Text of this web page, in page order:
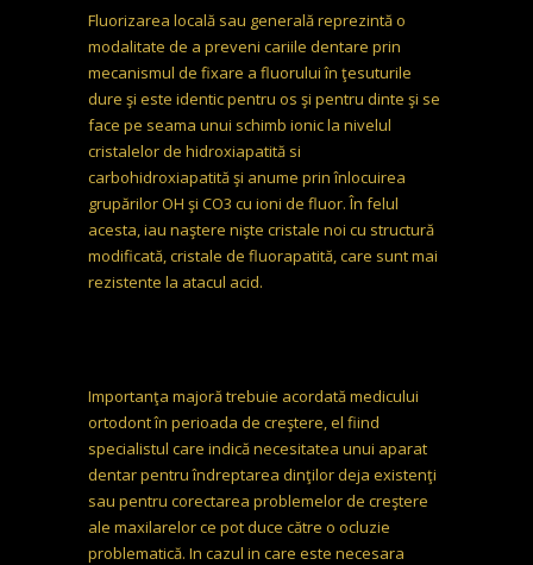
Fluorizarea locală sau generală reprezintă o
modalitate de a preveni cariile dentare prin
mecanismul de fixare a fluorului în ţesuturile
dure şi este identic pentru os şi pentru dinte şi se
face pe seama unui schimb ionic la nivelul
cristalelor de hidroxiapatită si
carbohidroxiapatită şi anume prin înlocuirea
grupărilor OH şi CO3 cu ioni de fluor. În felul
acesta, iau naştere nişte cristale noi cu structură
modificată, cristale de fluorapatită, care sunt mai
rezistente la atacul acid.
Importanţa majoră trebuie acordată medicului
ortodont în perioada de creştere, el fiind
specialistul care indică necesitatea unui aparat
dentar pentru îndreptarea dinţilor deja existenţi
sau pentru corectarea problemelor de creştere
ale maxilarelor ce pot duce către o ocluzie
problematică. In cazul in care este necesara